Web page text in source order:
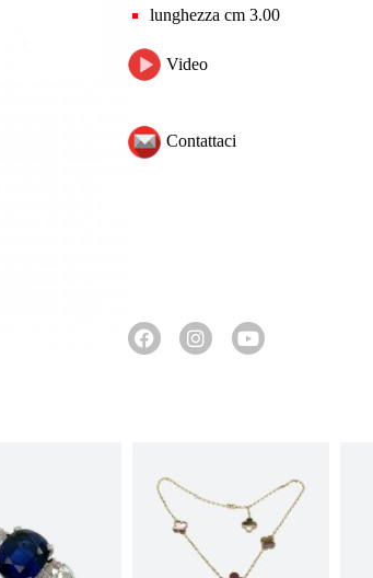
lunghezza cm 3.00
Video
Contattaci